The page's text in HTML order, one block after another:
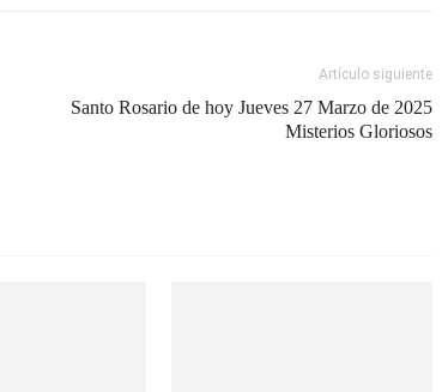
Artículo siguiente
Santo Rosario de hoy Jueves 27 Marzo de 2025
Misterios Gloriosos